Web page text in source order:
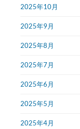
2025年10月
2025年9月
2025年8月
2025年7月
2025年6月
2025年5月
2025年4月